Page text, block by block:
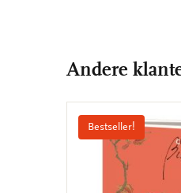
Andere
Bestseller!